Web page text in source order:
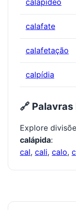
calapídeo
calafate
calafetação
calpídia
🔗
Explore
calápida:
cal, cali, calo,